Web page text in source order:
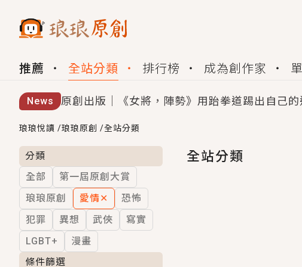
推薦 全站分類 排行榜 成為創作家
News 原創出版｜《女將，陣勢》用跆拳道踢出自己
創,作家招募｜華文小說創作首選！有機會獲得
小編心動書單｜《離婚你提的，二婚嫁大佬，
GL｜《夏日與檸檬與重疊世界》炎熱的夏日、
BL｜《費洛蒙中毒》救命！特殊費洛蒙體質
OMG你嚇到我了｜《陰陽鬼店》上班族買了房
言情｜《國語推行員》每個人心中都有一個連
琅琅悅讀 /琅琅原創 /全站分類
分類
全部
第一屆原創大賞
琅琅原創
愛情✕
恐怖
犯罪
異想 武俠
寫實
LGBT+
漫畫
條件篩選
全站分類